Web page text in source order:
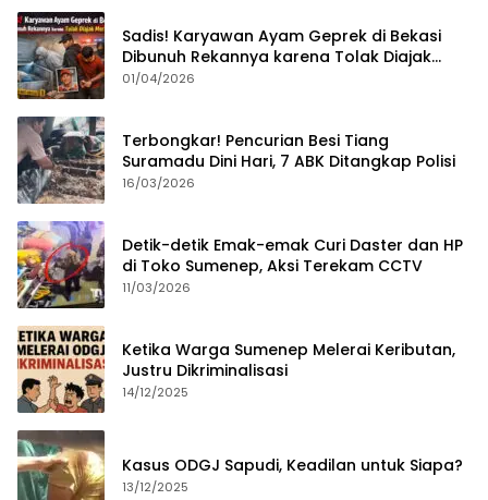
Sadis! Karyawan Ayam Geprek di Bekasi
Dibunuh Rekannya karena Tolak Diajak
Merampok Majikan
01/04/2026
Terbongkar! Pencurian Besi Tiang
Suramadu Dini Hari, 7 ABK Ditangkap Polisi
16/03/2026
Detik-detik Emak-emak Curi Daster dan HP
di Toko Sumenep, Aksi Terekam CCTV
11/03/2026
Ketika Warga Sumenep Melerai Keributan,
Justru Dikriminalisasi
14/12/2025
Kasus ODGJ Sapudi, Keadilan untuk Siapa?
13/12/2025